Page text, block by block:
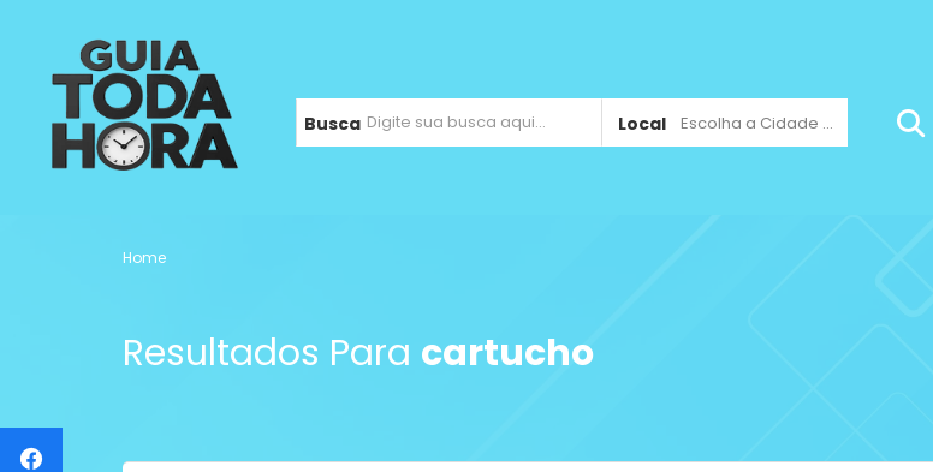
Busca Local Escolha a Cidade ...
Home
Resultados Para cartucho